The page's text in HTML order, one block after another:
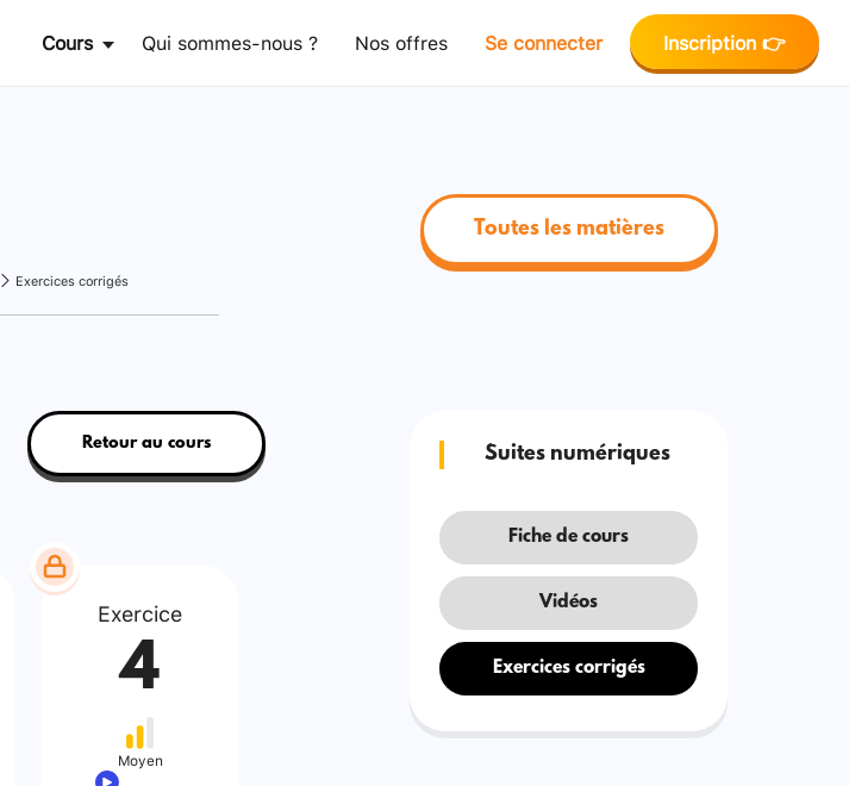
Cours Qui sommes-nous ? Nos offres Se connecter Inscription 👉
Exercices corrigés
Toutes les matières
Retour au cours
Exercice
4
Moyen
Suites numériques
Fiche de cours
Vidéos
Exercices corrigés